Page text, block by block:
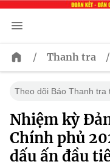
/ Thanh tra /
Theo dõi Báo Thanh tra
Nhiệm kỳ
Chính phủ
dấu ấn đầu